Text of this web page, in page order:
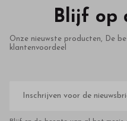
Blijf op
Onze nieuwste producten, De
klantenvoordeel
mailadres